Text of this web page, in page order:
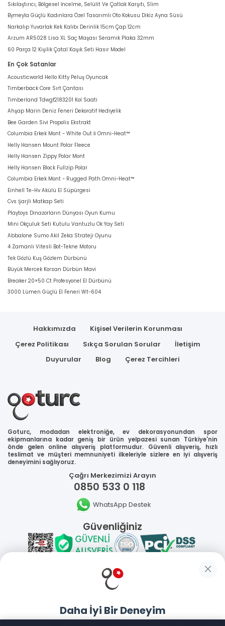
Sıkılaştırıcı, Bölgesel İncelme, Selülit Ve Çatlak Karşıtı, Slim
Bymeyla Güçlü Kadınlara Özel Tasarımlı Oto Kokusu Dikiz Ayna Süsü
Narkalıp Yuvarlak Kek Kalıbı Derinlik 15cm Çap 12cm
Arzum AR5028 Lisa XL Saç Maşası Seramik Plaka 32mm
60 Parça 12 Kişilik Çatal Kaşık Seti Hasır Model
En Çok Satanlar
Acousticworld Hello Kitty Peluş Oyuncak
Timberback Core Sırt Çantası
Timberland Tdwgf2183201 Kol Saati
Ahşap Marin Deniz Feneri Dekoratif Hediyelik
Bee Garden Sivi Propolis Ekstrakt
Columbia Erkek Mont - White Out İi Omni-Heat™
Helly Hansen Mount Polar Fleece
Helly Hansen Zippy Polar Mont
Helly Hansen Block Fullzip Polar
Columbia Erkek Mont - Rugged Path Omni-Heat™
Einhell Te-Hv Akülü El Süpürgesi
Cvs Şarjli Matkap Seti
Playtoys Dinazorların Dünyası Oyun Kumu
Mini Okçuluk Seti Kutulu Vantuzlu Ok Yay Seti
Abbalone Sumo Akil Zeka Strateji Oyunu
4 Zamanlı Vitesli Bot-Tekne Motoru
Tek Gözlü Kuş Gözlem Dürbünü
Büyük Mercek Korsan Dürbün Mavi
Breaker 20×50 Ct Profesyonel El Dürbünü
3000 Lümen Güçlü El Feneri Wt-604
Hakkımızda
Kişisel Verilerin Korunması
Çerez Politikası
Sıkça Sorulan Sorular
İletişim
Duyurular
Blog Çerez Tercihleri
Goturc, modadan elektroniğe, ev dekorasyonundan spor
ekipmanlarına kadar geniş bir ürün yelpazesi sunan Türkiye'nin
önde gelen online alışveriş platformudur. Güvenli alışveriş, hızlı
teslimat ve müşteri memnuniyeti ilkeleriyle sizlere en iyi alışveriş
deneyimini sağlıyoruz.
Çağrı Merkezimizi Arayın
0850 533 0 118
WhatsApp Destek
Güvenliğiniz
Sosyal Medya
Mobil Uygulamalarımız
Daha İyi Bir Deneyim